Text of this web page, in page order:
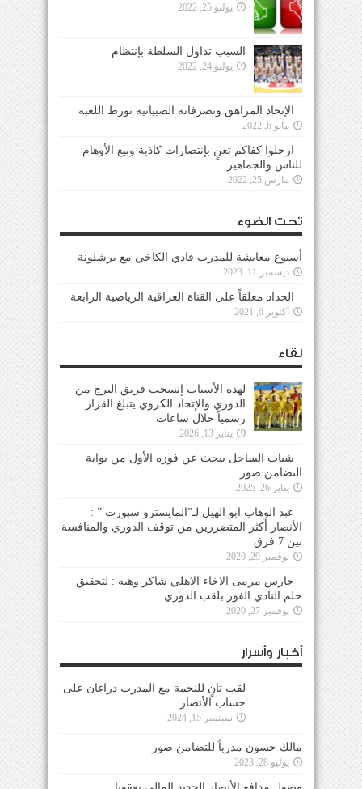
يوليو 25, 2022
السبب تداول السلطة بإنتظام
يوليو 24, 2022
الإتحاد المراهق وتصرفاته الصبيانية تورط اللعبة
مايو 6, 2022
ارحلوا كفاكم تغنٍ بإنتصارات كاذبة وبيع الأوهام
للناس والجماهير
مارس 25, 2022
تحت الضوء
أسبوع معايشة للمدرب فادي الكاخي مع برشلونة
ديسمبر 11, 2023
الحداد معلقاً على القناة العراقية الرياضية الرابعة
أكتوبر 6, 2021
لقاء
لهذه الأسباب إنسحب فريق البرج من
الدوري والإتحاد الكروي يتبلغ القرار
رسمياً خلال ساعات
يناير 13, 2026
شباب الساحل يبحث عن فوزه الأول من بوابة
التضامن صور
يناير 26, 2025
عبد الوهاب ابو الهيل لـ”المايسترو سبورت ” :
الأنصار أكثر المتضررين من توقف الدوري والمنافسة
بين 7 فرق
نوفمبر 29, 2020
حارس مرمى الاخاء الاهلي شاكر وهبه : لتحقيق
حلم النادي الفوز بلقب الدوري
نوفمبر 27, 2020
أخبار وأسرار
لقب ثانٍ للنجمة مع المدرب دراغان على حساب
مالك حسون مدرباً للتضامن صور
يوليو 28, 2023
وصول مدافع الأنصار الجديد المالي يعقوبا